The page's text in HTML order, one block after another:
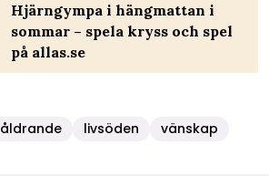
Hjärngympa i hängmattan i
sommar – spela kryss och spel
på allas.se
åldrande livsöden vänskap